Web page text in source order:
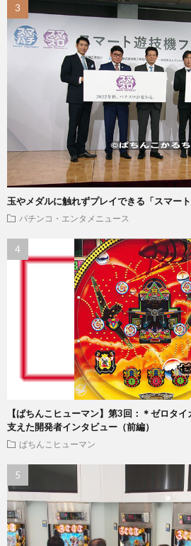
玉やメダルに触れずプレイできる「スマー
パチンコ・エンタメニュース
【ぱちんこヒューマン】第3回：＊ゼロタ
支えた開発者インタビュー（前編）
ぱちんこヒューマン